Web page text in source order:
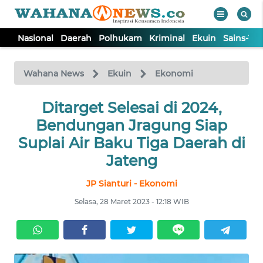
Nasional Daerah Polhukam Kriminal Ekuin Sains-
Wahana News Ekuin Ekonomi
Ditarget Selesai di 2024,
Bendungan Jragung Siap
Suplai Air Baku Tiga Daerah di
Jateng
JP Sianturi - Ekonomi
Selasa, 28 Maret 2023 - 12:18 WIB
TV
Tutup
NASIONAL
DAERAH
EKUIN